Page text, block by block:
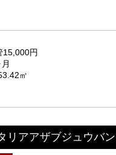
15,000円
㎡
リアアザブジュウバ